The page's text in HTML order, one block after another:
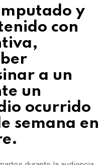
y
con
a un
un
ocurrido
semana en